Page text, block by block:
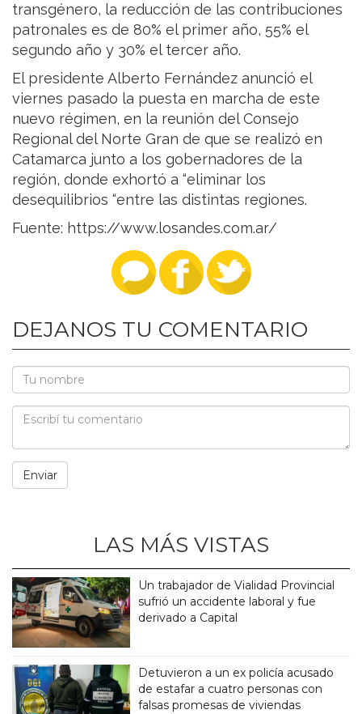
transgénero, la reducción de las contribuciones
patronales es de 80% el primer año, 55% el
segundo año y 30% el tercer año.
El presidente Alberto Fernández anunció el
viernes pasado la puesta en marcha de este
nuevo régimen, en la reunión del Consejo
Regional del Norte Gran de que se realizó en
Catamarca junto a los gobernadores de la
región, donde exhortó a “eliminar los
desequilibrios “entre las distintas regiones.
Fuente: https://www.losandes.com.ar/
DEJANOS TU COMENTARIO
LAS MÁS VISTAS
Un trabajador de Vialidad Provincial
sufrió un accidente laboral y fue
derivado a Capital
Detuvieron a un ex policía acusado
de estafar a cuatro personas con
falsas promesas de viviendas